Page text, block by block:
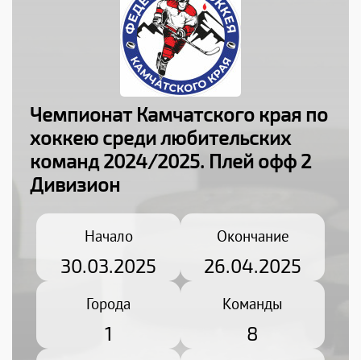
Чемпионат Камчатского края по
хоккею среди любительских
команд 2024/2025. Плей офф 2
Дивизион
Начало
30.03.2025
Окончание
26.04.2025
Города
1
Команды
8